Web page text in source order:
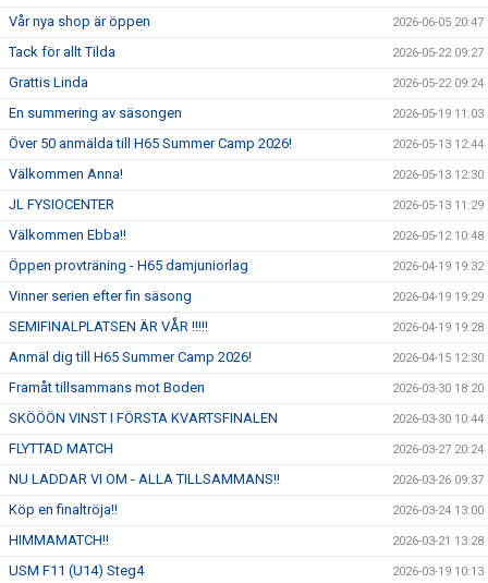
Vår nya shop är öppen 2026-06-05 20:47
Tack för allt Tilda 2026-05-22 09:27
Grattis Linda 2026-05-22 09:24
En summering av säsongen 2026-05-19 11:03
Över 50 anmälda till H65 Summer Camp 2026! 2026-05-13 12:44
Välkommen Anna! 2026-05-13 12:30
JL FYSIOCENTER 2026-05-13 11:29
Välkommen Ebba!! 2026-05-12 10:48
Öppen provträning - H65 damjuniorlag 2026-04-19 19:32
Vinner serien efter fin säsong 2026-04-19 19:29
SEMIFINALPLATSEN ÄR VÅR !!!!! 2026-04-19 19:28
Anmäl dig till H65 Summer Camp 2026! 2026-04-15 12:30
Framåt tillsammans mot Boden 2026-03-30 18:20
SKÖÖÖN VINST I FÖRSTA KVARTSFINALEN 2026-03-30 10:44
FLYTTAD MATCH 2026-03-27 20:24
NU LADDAR VI OM - ALLA TILLSAMMANS!! 2026-03-26 09:37
Köp en finaltröja!! 2026-03-24 13:00
HIMMAMATCH!! 2026-03-21 13:28
USM F11 (U14) Steg4 2026-03-19 10:13